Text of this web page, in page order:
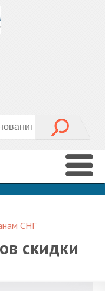
СНГ
скидки